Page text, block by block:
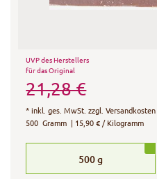
UVP des Herstellers
für das Original
21,28 €
*inkl. ges. MwSt. zzgl.Versandkosten
500 Gramm | 15,90 € / Kilogramm
500g